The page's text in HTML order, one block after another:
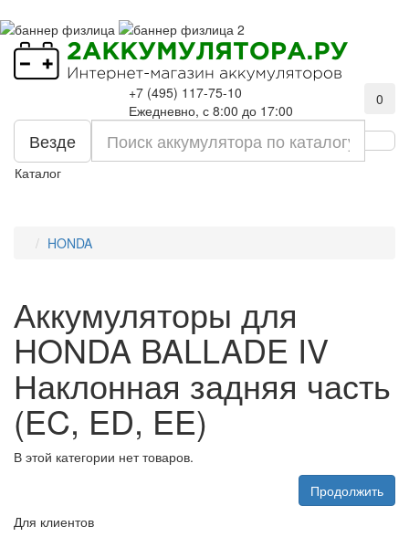
+7 (495) 117-75-10
Ежедневно, с 8:00 до 17:00
0
Везде
Каталог
HONDA
Аккумуляторы для
HONDA BALLADE IV
Наклонная задняя часть
(EC, ED, EE)
В этой категории нет товаров.
Продолжить
Для клиентов